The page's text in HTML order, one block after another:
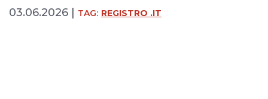
03.06.2026 | TAG: REGISTRO .IT